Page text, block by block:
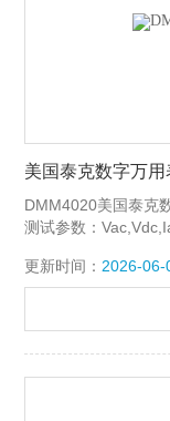
美国泰克数字万用
DMM4020美国泰克
测试参数：
更新时间： 2026-06-